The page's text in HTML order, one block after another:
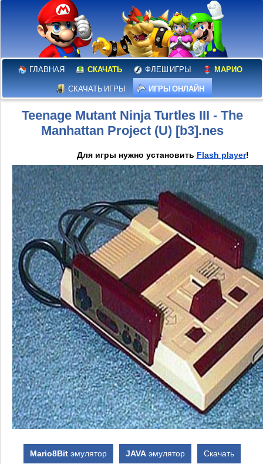
ГЛАВНАЯ СКАЧАТЬ ФЛЕШ ИГРЫ МАРИО
СКАЧАТЬ ИГРЫ ИГРЫ ОНЛАЙН
Teenage Mutant Ninja Turtles III - The
Manhattan Project (U) [b3].nes
Для игры нужно установить Flash player!
Mario8Bit эмулятор JAVA эмулятор Скачать